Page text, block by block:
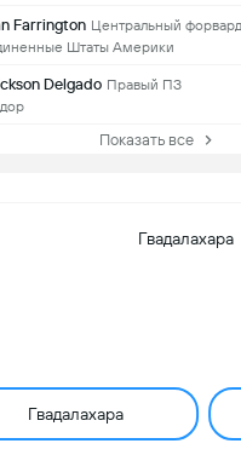
Farrington Центральный форвард
Штаты Америки
Delgado Правый ПЗ
Показать все
Гвадалахара
Гвадалахара